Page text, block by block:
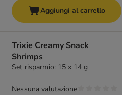
Aggiungi al carrello
Trixie Creamy Snack
Shrimps
Set risparmio: 15 x 14 g
Nessuna valutazione